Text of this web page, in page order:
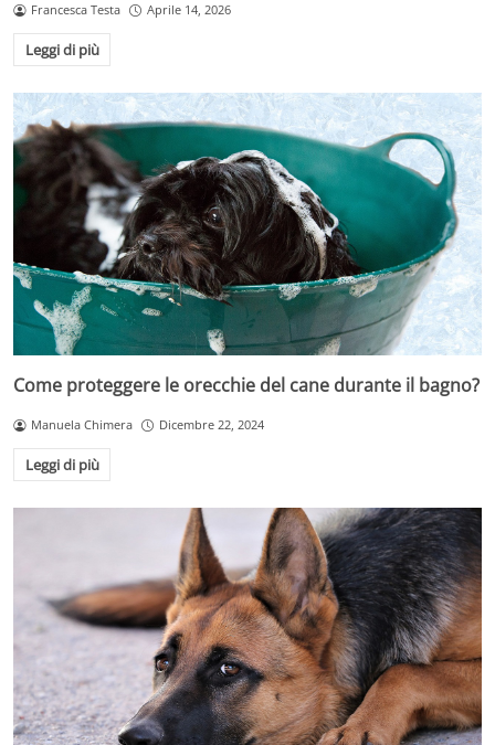
Francesca Testa Aprile 14, 2026
Leggi di più
Come proteggere le orecchie del cane durante il bagno?
Manuela Chimera Dicembre 22, 2024
Leggi di più